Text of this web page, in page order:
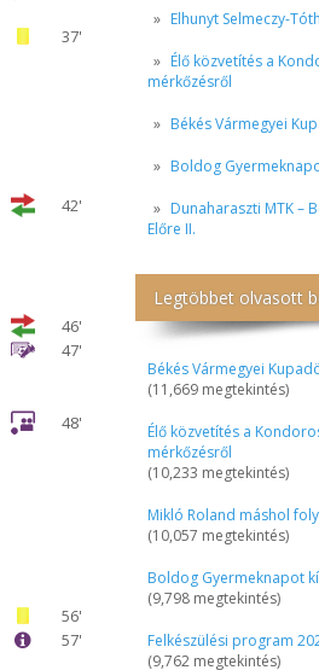
Elhunyt Selmeczy-
Élő közvetítés a
mérkőzésről
Békés Vármegyei
Boldog
Dunaharaszti MTK –
Előre II.
Legtöbbet olvasott
Békés Vármegyei
(11,669 megtekintés)
Élő közvetítés a
mérkőzésről
(10,233 megtekintés)
Mikló Roland máshol
(10,057 megtekintés)
Boldog Gyermeknapot
(9,798 megtekintés)
Felkészülési program
(9,762 megtekintés)
37'
42'
46'
47'
48'
56'
57'